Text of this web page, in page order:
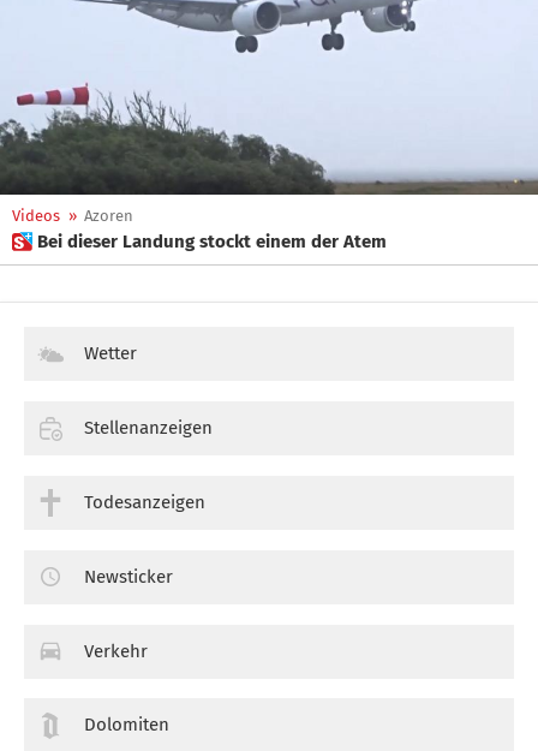
Videos » Azoren
 Bei dieser Landung stockt einem der Atem
Wetter
Stellenanzeigen
Todesanzeigen
Newsticker
Verkehr
Dolomiten